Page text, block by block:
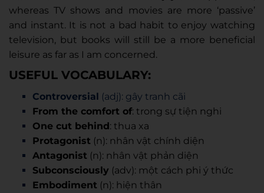
whereas TV shows and movies are more ‘passive’
and instant. It is not a bad habit to enjoy watching
television, but books will still be a more beneficial
leisure as far as I am concerned.
USEFUL VOCABULARY:
Controversial (adj): gây tranh cãi
From the comfort of: trong sự tiện nghi
One cut behind: thua xa
Protagonist (n): nhân vật chính diện
Antagonist (n): nhân vật phản diện
Subconsciously (adv): một cách phi ý thức
Embodiment (n): hiện thân